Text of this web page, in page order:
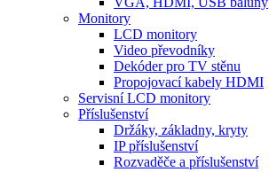
Monitory
LCD monitory
Video převodníky
Dekóder pro TV stěnu
Propojovací kabely HDMI
Servisní LCD monitory
Příslušenství
Držáky, základny, kryty
IP příslušenství
Rozvaděče a příslušenství